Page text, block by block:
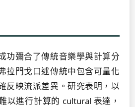
功彌合了傳統音樂學與計算分
拉門戈口述傳統中包含可量化
反映流派差異。研究表明，以
以進行計算的 cultural 表達，